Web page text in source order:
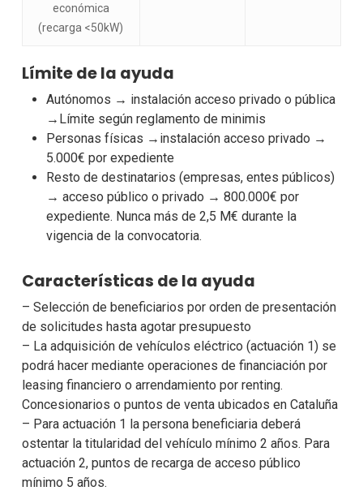
económica
(recarga <50kW)
Límite de la ayuda
Autónomos → instalación acceso privado o pública
→Límite según reglamento de minimis
Personas físicas →instalación acceso privado →
5.000€ por expediente
Resto de destinatarios (empresas, entes públicos)
→ acceso público o privado → 800.000€ por
expediente. Nunca más de 2,5 M€ durante la
vigencia de la convocatoria.
Características de la ayuda
– Selección de beneficiarios por orden de presentación
de solicitudes hasta agotar presupuesto
– La adquisición de vehículos eléctrico (actuación 1) se
podrá hacer mediante operaciones de financiación por
leasing financiero o arrendamiento por renting.
Concesionarios o puntos de venta ubicados en Cataluña
– Para actuación 1 la persona beneficiaria deberá
ostentar la titularidad del vehículo mínimo 2 años. Para
actuación 2, puntos de recarga de acceso público
mínimo 5 años.